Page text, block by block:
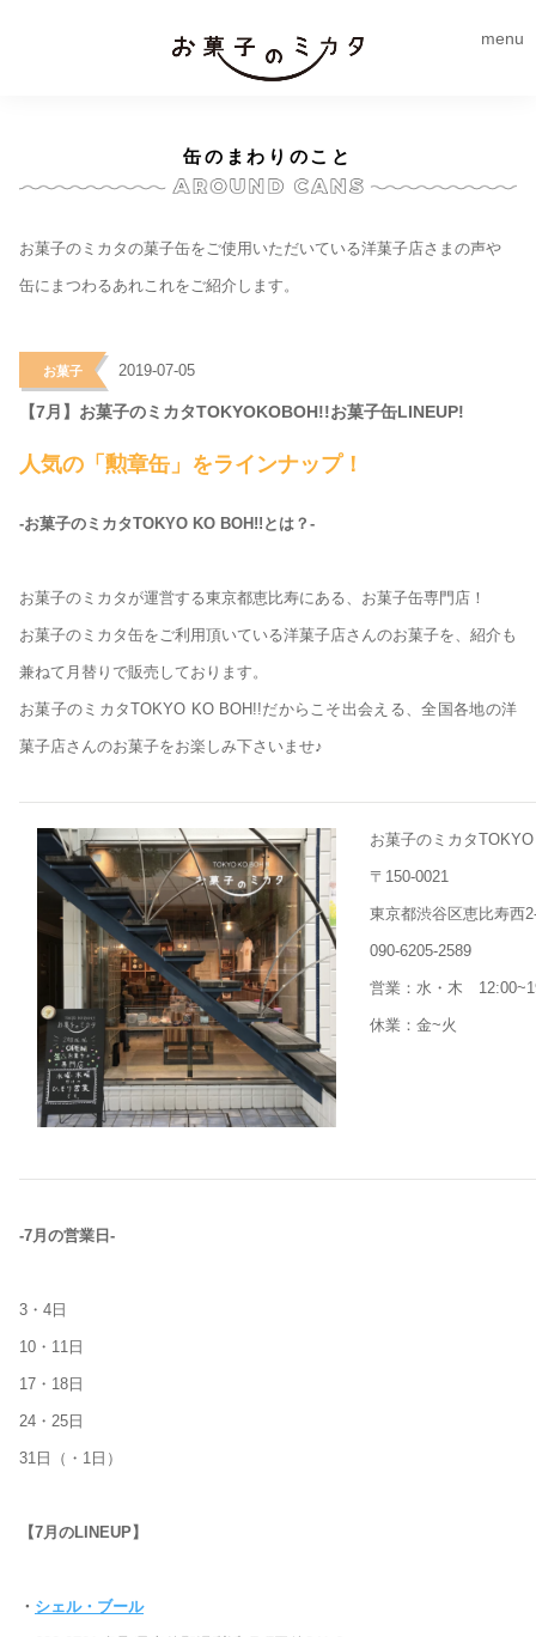
menu
缶のまわりのこと
お菓子のミカタの菓子缶をご使用いただいている洋菓子店さまの声や
缶にまつわるあれこれをご紹介します。
お菓子 2019-07-05
【7月】お菓子のミカタTOKYOKOBOH!!お菓子缶LINEUP!
人気の「勲章缶」をラインナップ！
-お菓子のミカタTOKYO KO BOH!!とは？-
お菓子のミカタが運営する東京都恵比寿にある、お菓子缶専門店！
お菓子のミカタ缶をご利用頂いている洋菓子店さんのお菓子を、紹介も
兼ねて月替りで販売しております。
お菓子のミカタTOKYO KO BOH!!だからこそ出会える、全国各地の洋
菓子店さんのお菓子をお楽しみ下さいませ♪
お菓子のミカタ
〒150-0021
東京都渋谷区恵比寿西
090-6205-2589
営業：水・木
休業：金~火
-7月の営業日-
3・4日
10・11日
17・18日
24・25日
31日（・1日）
【7月のLINEUP】
・ シェル・ブール